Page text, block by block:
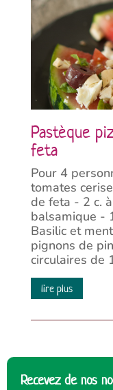
Pastèque
feta
Pour 4
tomates
de feta - 2 c.
balsamique -
Basilic et
pignons de
circulaires de
lire plus
Recevez de nos